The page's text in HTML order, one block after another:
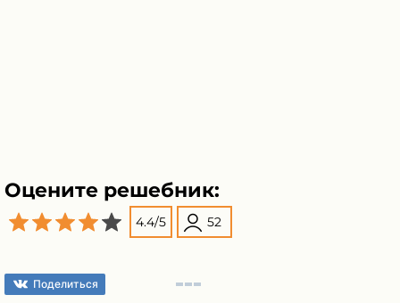
Оцените решебник:
4.4/5 52
Поделиться